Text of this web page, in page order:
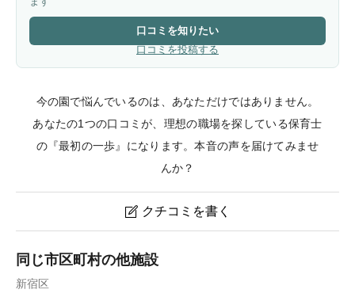
口コミを知りたい
口コミを投稿する
今の園で悩んでいるのは、あなただけではありません。
あなたの1つの口コミが、理想の職場を探している保育士
の『最初の一歩』になります。本音の声を届けてみませ
んか？
 クチコミを書く
同じ市区町村の他施設
新宿区